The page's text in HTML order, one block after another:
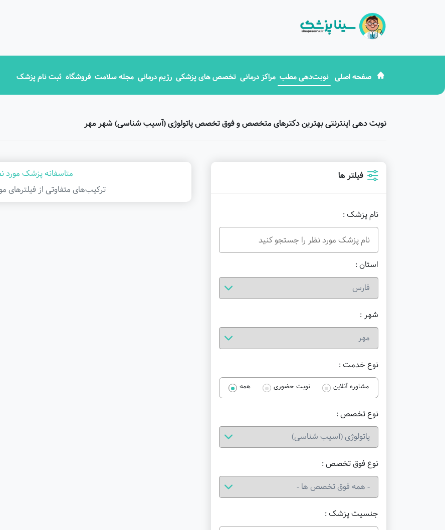
صفحه اصلی نوبت‌دهی مطب مراکز درمانی تخصص های پزشکی رژیم درمانی مجله سلامت فروشگاه ثبت نام پزشک
نوبت دهی اینترنتی بهترین دکترهای متخصص و فوق تخصص پاتولوژی (آسیب شناسی) شهر مهر
فیلتر ها
نام پزشک :
استان :
شهر :
نوع خدمت :
مشاوره آنلاین نوبت حضوری همه
نوع تخصص :
نوع فوق تخصص :
جنسیت پزشک :
متاسفانه پزشک مورد
ترکیب‌های متفاوتی از فیلتر‌های